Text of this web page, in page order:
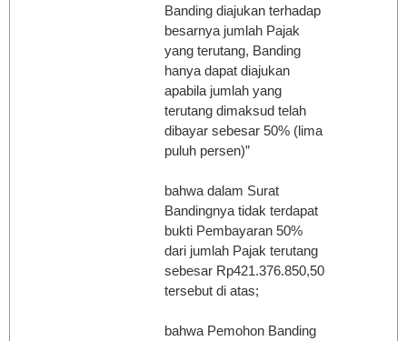
Banding diajukan terhadap
besarnya jumlah Pajak
yang terutang, Banding
hanya dapat diajukan
apabila jumlah yang
terutang dimaksud telah
dibayar sebesar 50% (lima
puluh persen)”
bahwa dalam Surat
Bandingnya tidak terdapat
bukti Pembayaran 50%
dari jumlah Pajak terutang
sebesar Rp421.376.850,50
tersebut di atas;
bahwa Pemohon Banding